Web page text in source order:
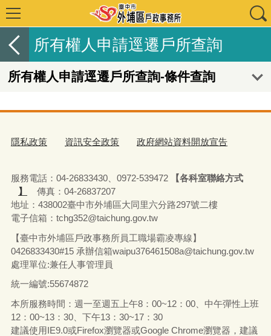
所有權人申請逕遷戶所查詢
所有權人申請逕遷戶所查詢-條件查詢
隱私政策 資訊安全政策 政府網站資料開放宣告
服務電話：04-26833430、0972-539472
【各科室聯絡方式
】
傳真：04-26837207
地址：438002臺中市外埔區大同里六分路297號二樓
電子信箱：tchg352@taichung.gov.tw
【臺中市外埔區戶政事務所員工職場霸凌專線】
0426833430#15 承辦信箱waipu376461508a@taichung.gov.tw
處理單位:兼任人事管理員
統一編號:55674872
本所服務時間：週一至週五上午8：00~12：00、中午彈性上班
12：00~13：30、下午13：30~17：30
建議使用IE9.0或Firefox瀏覽器或Google Chrome瀏覽器，建議